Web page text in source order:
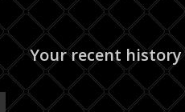
Your recent history